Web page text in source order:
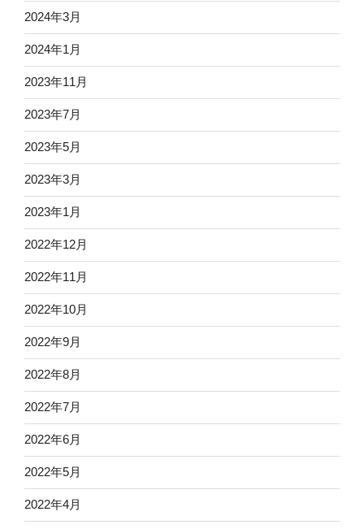
2024年3月
2024年1月
2023年11月
2023年7月
2023年5月
2023年3月
2023年1月
2022年12月
2022年11月
2022年10月
2022年9月
2022年8月
2022年7月
2022年6月
2022年5月
2022年4月